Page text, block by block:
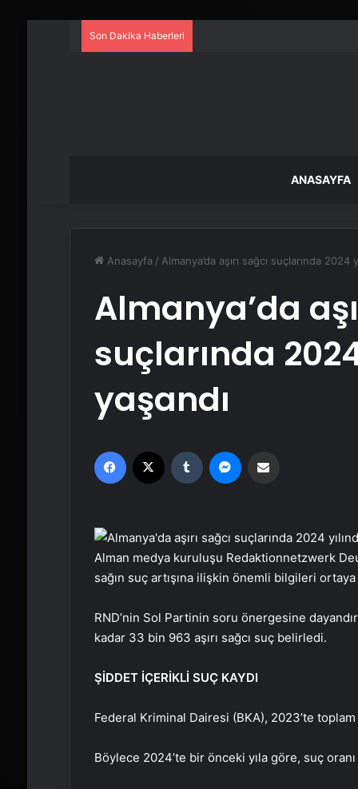
Son Dakika Haberleri
ANASAYFA
Anasayfa / Almanya’da aşırı sağcı suçlarında 2024
Almanya’da
suçlarında
yaşandı
Facebook Tumblr
Alman medya kuruluşu Redaktionnetzwerk
sağın suç artışına ilişkin önemli bilgileri
RND’nin Sol Partinin soru önergesine
kadar 33 bin 963 aşırı sağcı suç belirledi.
ŞİDDET İÇERİKLİ SUÇ KAYDI
Federal Kriminal Dairesi (BKA), 2023’te
Böylece 2024’te bir önceki yıla göre, suç